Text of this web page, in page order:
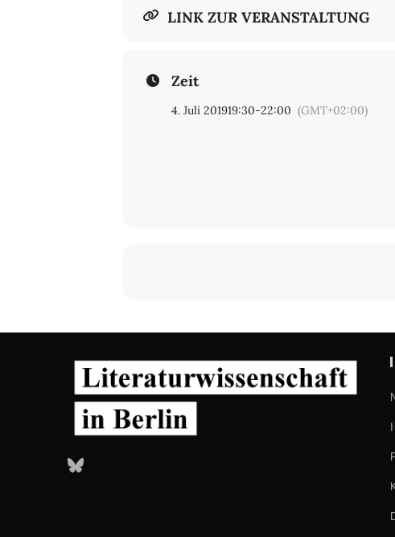
LINK ZUR VERANSTALTUNG
Zeit
4. Juli 201919:30-22:00 (GMT+02:00)
Bluesky